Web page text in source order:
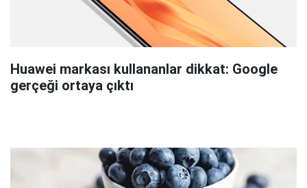
Huawei markası kullananlar dikkat: Google
gerçeği ortaya çıktı